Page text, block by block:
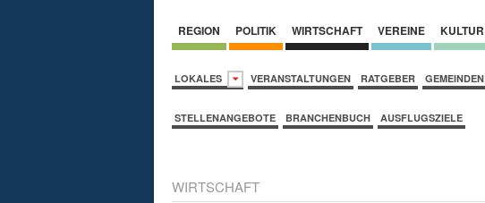
REGION POLITIK WIRTSCHAFT VEREINE KULTUR
LOKALES VERANSTALTUNGEN RATGEBER GEMEINDEN
STELLENANGEBOTE BRANCHENBUCH AUSFLUGSZIELE
WIRTSCHAFT